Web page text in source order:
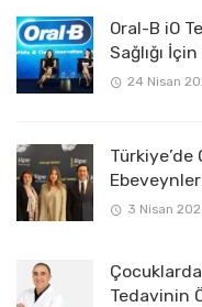
Oral-B iO
Sağlığı
24 Nisan
Türkiye’de
3 Nisan
Tedavinin